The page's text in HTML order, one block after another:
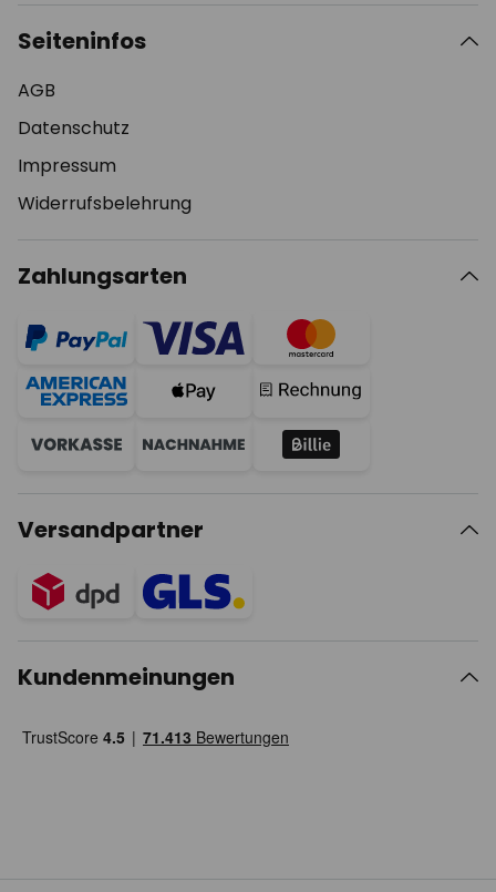
Seiteninfos
AGB
Datenschutz
Impressum
Widerrufsbelehrung
Zahlungsarten
Versandpartner
Kundenmeinungen